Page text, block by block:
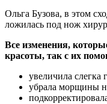
Ольга Бузова, в этом
ложилась под нож
Все изменения,
красоты, так с их
увеличила слегка
убрала морщины